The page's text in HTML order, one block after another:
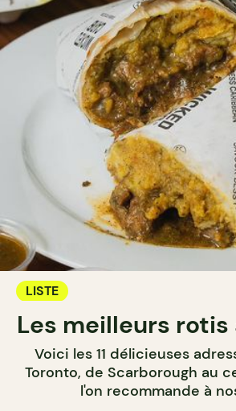
LISTE
Les meilleurs rotis
Voici les 11 délicieuses
Toronto, de Scarborough au
l'on recommande à